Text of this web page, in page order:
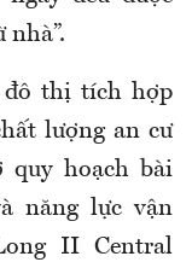
đô thị tích hợp
lượng an cư
quy hoạch bài
năng lực vận
II Central